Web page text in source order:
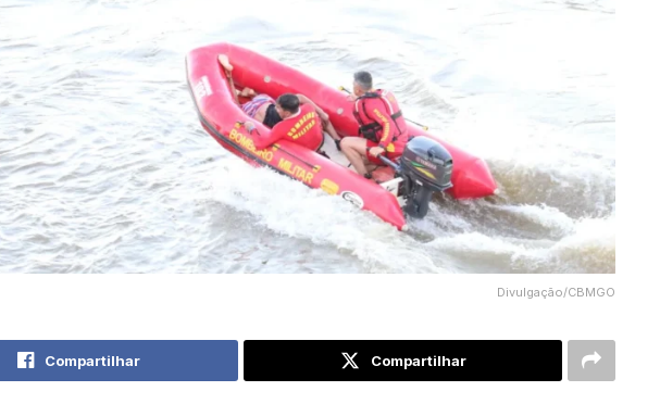
Divulgação/CBMGO
Compartilhar Compartilhar